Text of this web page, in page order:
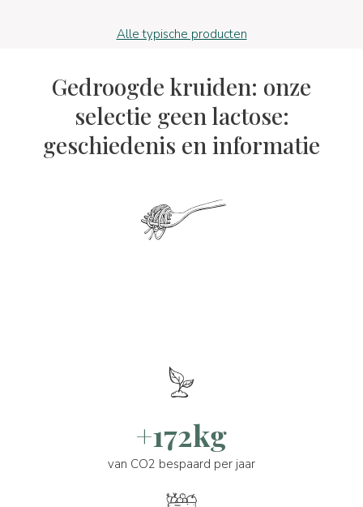
Alle typische producten
Gedroogde kruiden: onze
selectie geen lactose:
geschiedenis en informatie
+172kg
van CO2 bespaard per jaar